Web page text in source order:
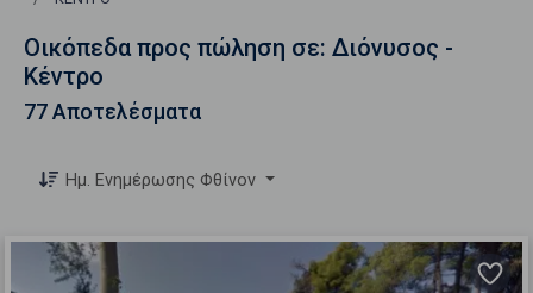
Οικόπεδα προς πώληση σε: Διόνυσος -
Κέντρο
77 Αποτελέσματα
Ημ. Ενημέρωσης Φθίνον